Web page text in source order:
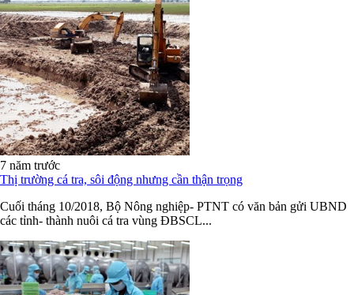
7 năm trước
Thị trường cá tra, sôi động nhưng cần thận trọng
Cuối tháng 10/2018, Bộ Nông nghiệp- PTNT có văn bản gửi UBND
các tỉnh- thành nuôi cá tra vùng ĐBSCL...